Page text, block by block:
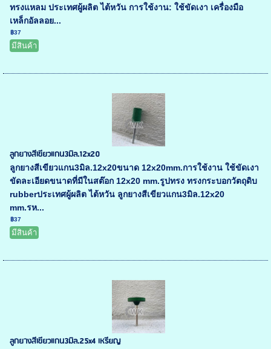
ทรงแหลม ประเทศผู้ผลิต ไต้หวัน การใช้งาน: ใช้ขัดเงา เครื่องมือ
เหล็กอัลลอย...
฿37
มีสินค้า
ลูกยางสีเขียวแกน3มิล.12x20
ลูกยางสีเขียวแกน3มิล.12x20ขนาด 12x20mm.การใช้งาน ใช้ขัดเงา
ขัดละเอียดขนาดที่มีในสต๊อก 12x20 mm.รูปทรง ทรงกระบอกวัตถุดิบ
rubberประเทศผู้ผลิต ไต้หวัน ลูกยางสีเขียวแกน3มิล.12x20
mm.รห...
฿37
มีสินค้า
ลูกยางสีเขียวแกน3มิล.25x4 เหรียญ